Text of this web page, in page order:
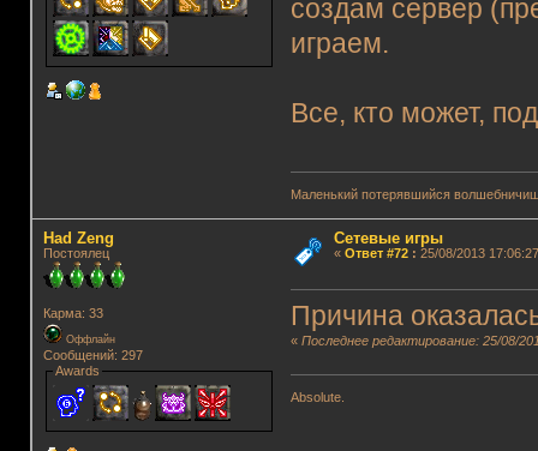
создам сервер
играем.
Все, кто может,
Маленький потерявшийся
Had Zeng
Постоялец
Карма: 33
Оффлайн
Сообщений: 297
Awards
Сетевые игры
« Ответ #72: 25/08/2013
Причина
«Последнее редактирование: 25/08/
Absolute.